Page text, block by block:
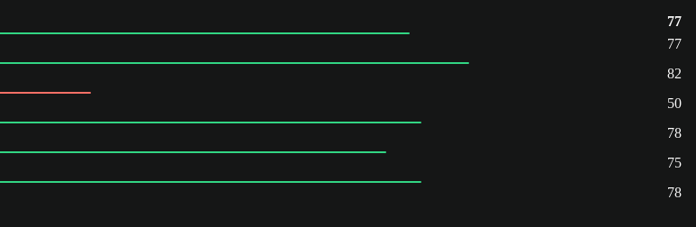
77
77
82
50
78
75
78